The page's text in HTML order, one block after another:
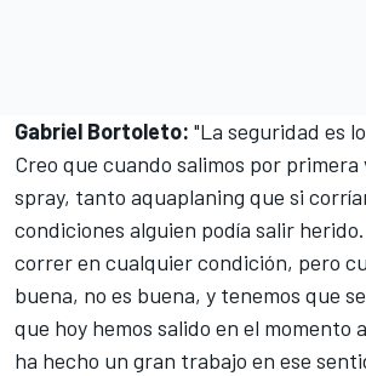
Gabriel Bortoleto: "La seguridad es
Creo que cuando salimos por
spray, tanto aquaplaning que si
condiciones alguien podía salir
correr en cualquier condición, pero
buena, no es buena, y tenemos que
que hoy hemos salido en el momento
ha hecho un gran trabajo en ese